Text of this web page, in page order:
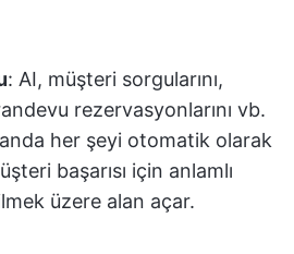
: AI, müşteri sorgularını,
rezervasyonlarını vb.
her şeyi otomatik olarak
başarısı için anlamlı
üzere alan açar.